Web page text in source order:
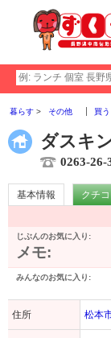
暮らす その他 買う
ダスキ
0263-26-
基本情報 クチ
じぶんのお気に入り:
メモ:
みんなのお気に入り:
住所 松本